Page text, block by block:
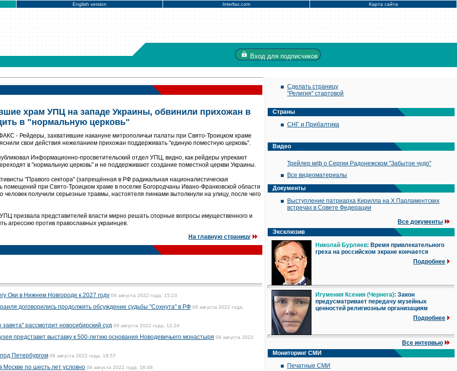
English version Interfax.com Карта сайта
Вход для подписчиков
храм УПЦ на западе Украины, обвинили прихожан в
в "нормальную церковь"
- Рейдеры, захватившие накануне митрополичьи палаты при Свято-Троицком храме
свои действия нежеланием прихожан поддерживать "единую поместную церковь".
Информационно-просветительский отдел УПЦ, видно, как рейдеры упрекают
в "нормальную церковь" и не поддерживают создание поместной церкви Украины.
"Правого сектора" (запрещённая в РФ радикальная националистическая
помещений при Свято-Троицком храме в поселке Богородчаны Ивано-Франковской области
человек получили серьезные травмы, настоятеля пинками вытолкнули на улицу, после чего
призвала представителей власти мирно решать спорные вопросы имущественного и
агрессию против православных украинцев.
На главную страницу
Оки в Нижнем Новгороде к 2027 году 09 августа 2022 года, 15:23
договорились продолжить обсуждение судьбы "Сохнута" в РФ 09 августа 2022 года,
рассмотрит новосибирский суд 09 августа 2022 года, 12:24
представит выставку к 500-летию основания Новодевичьего монастыря 09 августа 2022
Петербургом 08 августа 2022 года, 18:57
Москве по шесть лет условно 08 августа 2022 года, 16:48
Сделать страницу
"Религия" стартовой
Страны
СНГ и Прибалтика
Видео
Трейлер м/ф о Сергии Радонежском "Забытое чудо"
Все видеоматериалы
Документы
Выступление патриарха Кирилла на X Парламентских
встречах в Совете Федерации
Все документы
Эксклюзив
Николай Бурляев: Время привлекательного
греха на российском экране кончается
Подробнее
Игумения Ксения (Чернега): Закон
предусматривает передачу музейных
ценностей религиозным организациям
Подробнее
Все интервью
Мониторинг СМИ
Печатные СМИ